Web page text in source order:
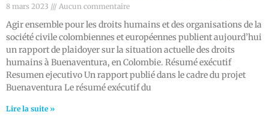
8 mars 2023 Aucun commentaire
Agir ensemble pour les droits humains et des organisations de la
société civile colombiennes et européennes publient aujourd’hui
un rapport de plaidoyer sur la situation actuelle des droits
humains à Buenaventura, en Colombie. Résumé exécutif
Resumen ejecutivo Un rapport publié dans le cadre du projet
Buenaventura Le résumé exécutif du
Lire la suite »